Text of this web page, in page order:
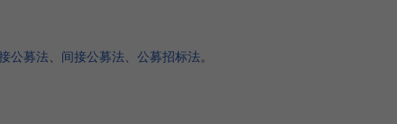
公募法 间接公募法 公募招标法。